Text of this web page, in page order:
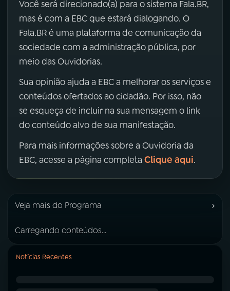
Você será direcionado(a) para o sistema Fala.BR,
mas é com a EBC que estará dialogando. O
Fala.BR é uma plataforma de comunicação da
sociedade com a administração pública, por
meio das Ouvidorias.
Sua opinião ajuda a EBC a melhorar os serviços e
conteúdos ofertados ao cidadão. Por isso, não
se esqueça de incluir na sua mensagem o link
do conteúdo alvo de sua manifestação.
Para mais informações sobre a Ouvidoria da
EBC, acesse a página completa Clique aqui.
Veja mais do Programa ›
Carregando conteúdos...
Notícias Recentes